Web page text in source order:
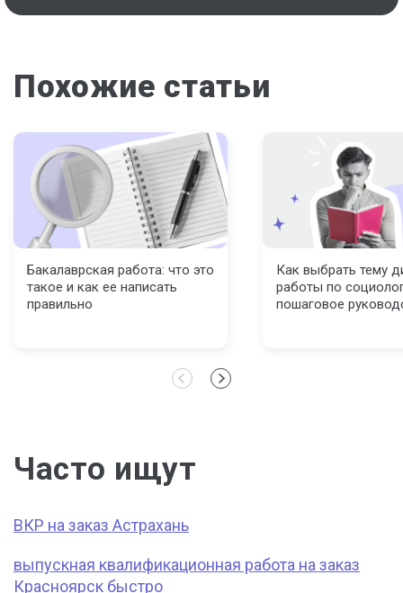
Похожие статьи
Бакалаврская работа: что это
такое и как ее написать
правильно
Как выбрать тему
работы по
пошаговое
Часто ищут
ВКР на заказ Астрахань
выпускная квалификационная работа на заказ
Красноярск быстро